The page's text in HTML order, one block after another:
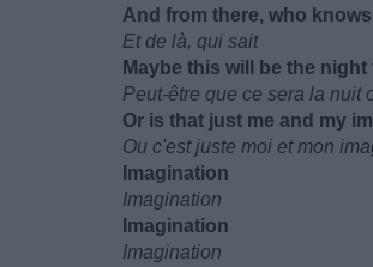
And from there, who knows
Et de là, qui sait
Maybe this will be the
Peut-être que ce sera la nuit
Or is that just me and my
Ou c'est juste moi et mon
Imagination
Imagination
Imagination
Imagination